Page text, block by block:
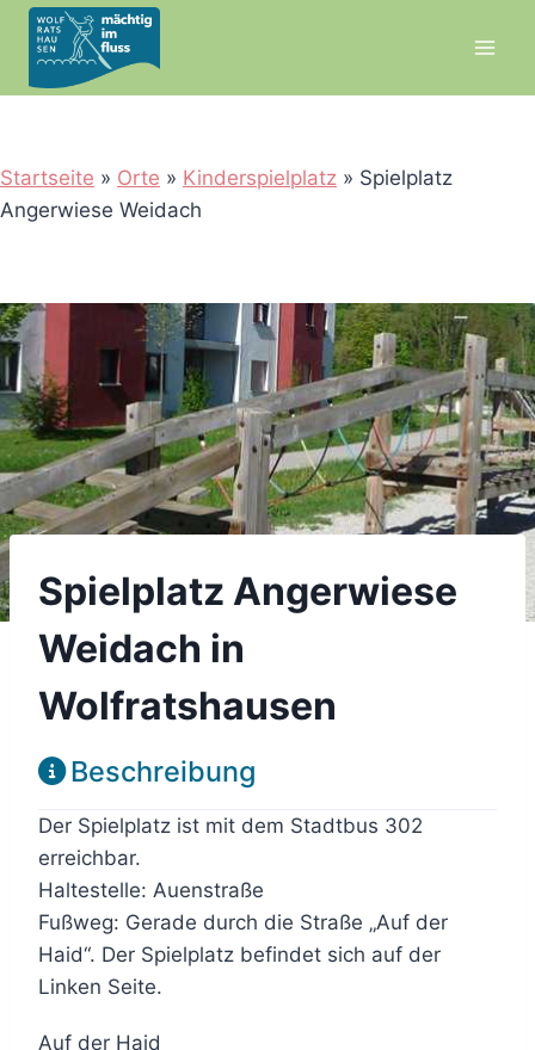
Zum
Inhalt
springen
Startseite » Orte » Kinderspielplatz » Spielplatz
Angerwiese Weidach
Spielplatz Angerwiese
Weidach in
Wolfratshausen
Beschreibung
Der Spielplatz ist mit dem Stadtbus 302
erreichbar.
Haltestelle: Auenstraße
Fußweg: Gerade durch die Straße „Auf der
Haid“. Der Spielplatz befindet sich auf der
Linken Seite.
Auf der Haid